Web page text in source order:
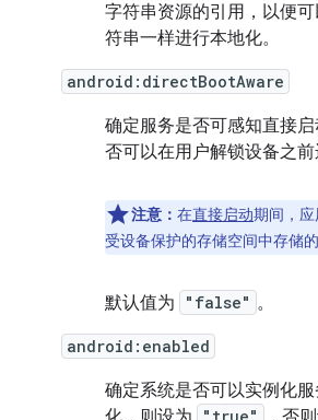
字符串资源的引用，以便
符串一样进行本地化。
android:directBootAware
确定服务是否可感知直接
否可以在用户解锁设备之前
注意： 在直接启动期间，
受设备保护的存储空间中存储的
默认值为 "false" 。
android:enabled
确定系统是否可以实例化